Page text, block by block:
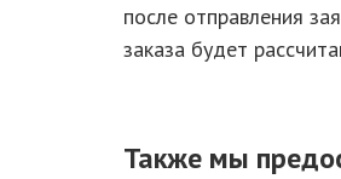
после отправления
заказа будет
Также мы